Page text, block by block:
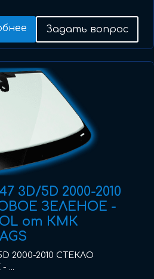
Задать вопрос
3D/5D 2000-2010
ЗЕЛЕНОЕ -
от КМК
2000-2010 СТЕКЛО
...